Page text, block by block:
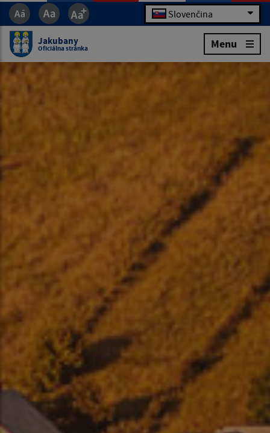
Slovenčina
Jakubany
Oficiálna stránka Menu